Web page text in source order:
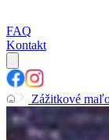
FAQ
Kontakt
Zážitkové